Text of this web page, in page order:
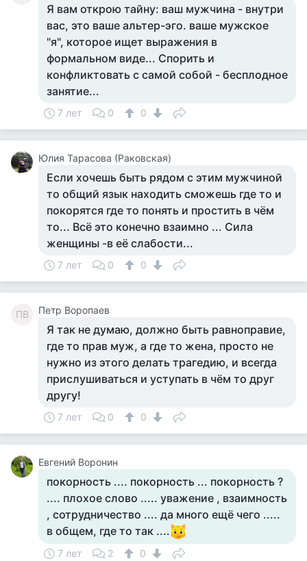
Я вам открою тайну: ваш мужчина - внутри
вас, это ваше альтер-эго. ваше мужское
"я", которое ищет выражения в
формальном виде... Спорить и
конфликтовать с самой собой - бесплодное
занятие...
7 лет 0 0
Юлия Тарасова (Раковская)
Если хочешь быть рядом с этим мужчиной
то общий язык находить сможешь где то и
покорятся где то понять и простить в чём
то... Всё это конечно взаимно ... Сила
женщины -в её слабости...
7 лет 0 0
ПВ Петр Воропаев
Я так не думаю, должно быть равноправие,
где то прав муж, а где то жена, просто не
нужно из этого делать трагедию, и всегда
прислушиваться и уступать в чём то друг
другу!
7 лет 0 0
Евгений Воронин
покорность .... покорность ... покорность ?
.... плохое слово ..... уважение , взаимность
, сотрудничество .... да много ещё чего .....
в общем, где то так ....
7 лет 2 0